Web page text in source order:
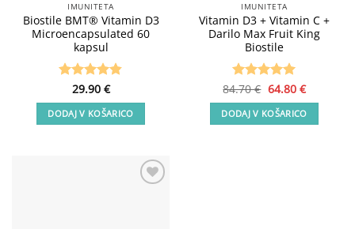
IMUNITETA
Biostile BMT® Vitamin D3
Microencapsulated 60
kapsul
Ocenjeno
4.83od 5
29.90 €
DODAJ V KOŠARICO
IMUNITETA
Vitamin D3 + Vitamin C +
Darilo Max Fruit King
Biostile
Ocenjeno5
od 5
84.70€ Izvirna
je
bila:
84.70 €.
64.80 €Trenutna
je:
64.80 €.
DODAJ V KOŠARICO